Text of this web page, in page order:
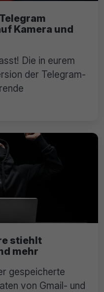
Kamera und
Die in eurem
der Telegram-
stiehlt
mehr
gespeicherte
von Gmail- und